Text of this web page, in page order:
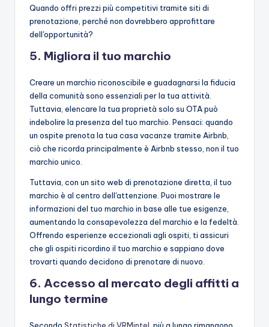
Quando offri prezzi più competitivi tramite siti di
prenotazione, perché non dovrebbero approfittare
dell'opportunità?
5. Migliora il tuo marchio
Creare un marchio riconoscibile e guadagnarsi la fiducia
della comunità sono essenziali per la tua attività.
Tuttavia, elencare la tua proprietà solo su OTA può
indebolire la presenza del tuo marchio. Pensaci: quando
un ospite prenota la tua casa vacanze tramite Airbnb,
ciò che ricorda principalmente è Airbnb stesso, non il tuo
marchio unico.
Tuttavia, con un sito web di prenotazione diretta, il tuo
marchio è al centro dell'attenzione. Puoi mostrare le
informazioni del tuo marchio in base alle tue esigenze,
aumentando la consapevolezza del marchio e la fedeltà.
Offrendo esperienze eccezionali agli ospiti, ti assicuri
che gli ospiti ricordino il tuo marchio e sappiano dove
trovarti quando decidono di prenotare di nuovo.
6. Accesso al mercato degli affitti a
lungo termine
Secondo Statistiche di VRMintel , più a lungo rimangono